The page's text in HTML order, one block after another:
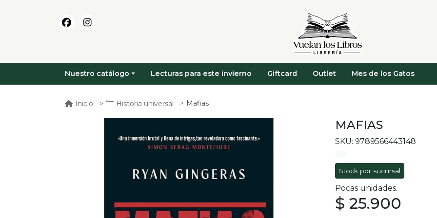
Nuestro catálogo Lecturas para este invierno Giftcard Outlet Mes de los Gatos
Inicio Historia universal Mafias
MAFIAS
SKU: 9789566443148
Stock por sucursal
Pocas unidades.
$ 25.900